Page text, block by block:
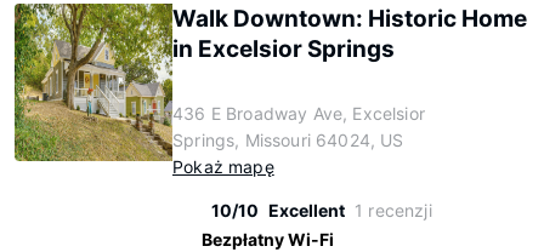
Walk Downtown: Historic Home
in Excelsior Springs
436 E Broadway Ave, Excelsior
Springs, Missouri 64024, US
Pokaż mapę
10/10 Excellent 1 recenzji
Bezpłatny Wi-Fi